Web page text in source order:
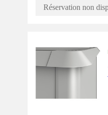
Réservation non